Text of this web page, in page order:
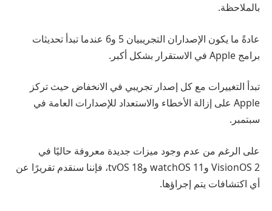
بالملاحظة.
عادةً ما يكون الإصداران التجريبيان 5 و6 عندما تبدأ تحديثات
برامج Apple في الاستقرار بشكل أكبر.
تبدأ التغييرات مع كل إصدار تجريبي في الانخفاض حيث تركز
Apple على إزالة الأخطاء والاستعداد للإصدارات العامة في
سبتمبر.
على الرغم من عدم وجود ميزات جديدة معروفة حاليًا في
VisionOS 2 وwatchOS 11 وtvOS 18، فإننا سنقدم تقريرًا عن
أي اكتشافات يتم إجراؤها.